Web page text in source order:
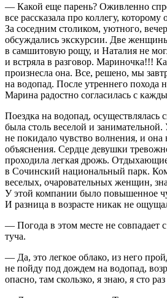
— Какой еще парень? Оживленно
все рассказала про коллегу, которому
За соседним столиком, уютного,
обсуждались экскурсии. Две
в самшитовую рощу, и Наталия не
и встряла в разговор. Мариночка!!!
произнесла она. Все, решено, мы
на водопад. После утреннего похода
Марина радостно согласилась с
Поездка на водопад,
была столь веселой и
не покидало чувство волнения, и она
объяснения. Сердце девушки
проходила легкая дрожь.
в Сочинский национальный парк.
веселых, очаровательных женщин,
У этой компании было повышенное
И разница в возрасте никак не
— Погода в этом месте не совпадает
туча.
— Да, это легкое облако, из него
не пойду под дождем на водопад,
опасно, там скользко, я знаю, я сто